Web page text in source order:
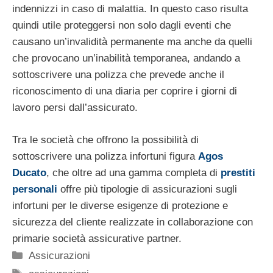
indennizzi in caso di malattia. In questo caso risulta
quindi utile proteggersi non solo dagli eventi che
causano un’invalidità permanente ma anche da quelli
che provocano un’inabilità temporanea, andando a
sottoscrivere una polizza che prevede anche il
riconoscimento di una diaria per coprire i giorni di
lavoro persi dall’assicurato.
Tra le società che offrono la possibilità di
sottoscrivere una polizza infortuni figura Agos
Ducato, che oltre ad una gamma completa di prestiti
personali offre più tipologie di assicurazioni sugli
infortuni per le diverse esigenze di protezione e
sicurezza del cliente realizzate in collaborazione con
primarie società assicurative partner.
Categorie
Assicurazioni